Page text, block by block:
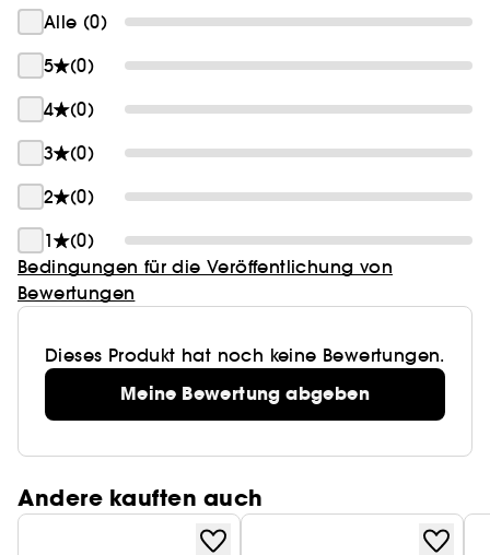
Alle (0)
5
(0)
4
(0)
3
(0)
2
(0)
1
(0)
Bedingungen für die Veröffentlichung von
Bewertungen
Dieses Produkt hat noch keine Bewertungen.
Meine Bewertung abgeben
Andere kauften auch